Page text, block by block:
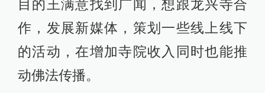
目的王满意找到广闻，想跟龙兴寺合
作，发展新媒体，策划一些线上线下
的活动，在增加寺院收入同时也能推
动佛法传播。